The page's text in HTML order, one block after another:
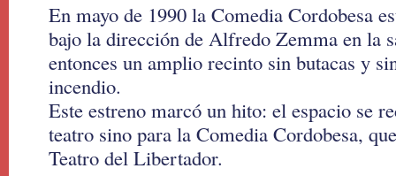
En mayo de 1990 la Comedia Cordobesa
bajo la dirección de Alfredo Zemma en la
entonces un amplio recinto sin butacas y
incendio.
Este estreno marcó un hito: el espacio se
teatro sino para la Comedia Cordobesa,
Teatro del Libertador.